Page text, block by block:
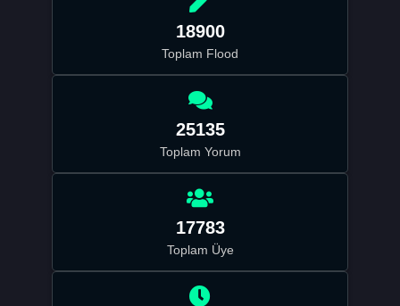
18900
Toplam Flood
25135
Toplam Yorum
17783
Toplam Üye